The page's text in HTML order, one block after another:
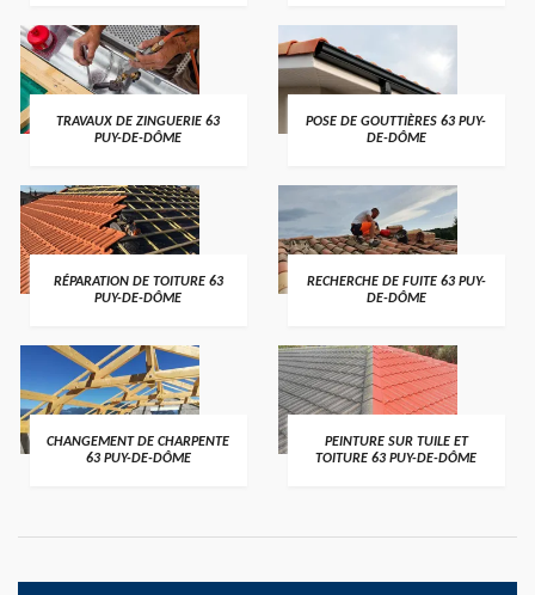
TRAVAUX DE ZINGUERIE 63
PUY-DE-DÔME
POSE DE GOUTTIÈRES 63 PUY-
DE-DÔME
RÉPARATION DE TOITURE 63
PUY-DE-DÔME
RECHERCHE DE FUITE 63 PUY-
DE-DÔME
CHANGEMENT DE CHARPENTE
63 PUY-DE-DÔME
PEINTURE SUR TUILE ET
TOITURE 63 PUY-DE-DÔME